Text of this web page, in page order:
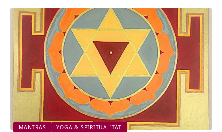
MANTRAS YOGA & SPIRITUALITÄT